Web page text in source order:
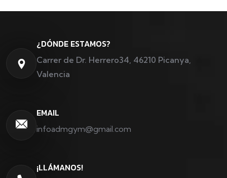
¿DÓNDE ESTAMOS?
Carrer de Dr. Herrero34, 46210 Picanya,
Valencia
EMAIL
infoadmgym@gmail.com
¡LLÁMANOS!